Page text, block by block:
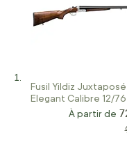
Fusil Yildiz Juxtaposé
Elegant Calibre 12/76
À partir de